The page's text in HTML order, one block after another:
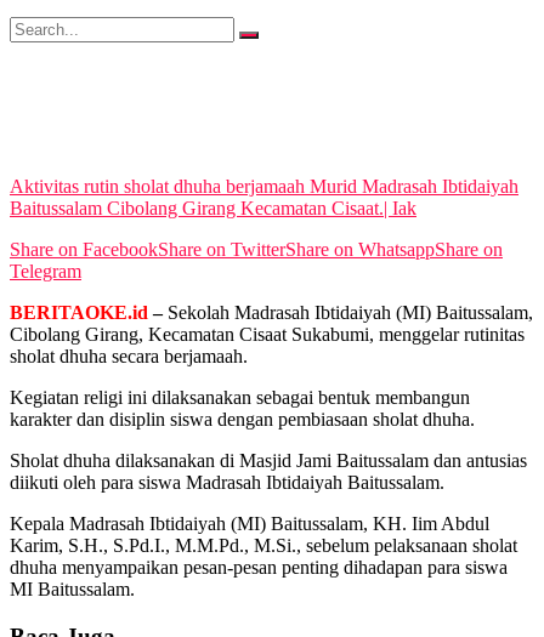
Aktivitas rutin sholat dhuha berjamaah Murid Madrasah Ibtidaiyah
Baitussalam Cibolang Girang Kecamatan Cisaat.| Iak
Share on FacebookShare on TwitterShare on WhatsappShare on
Telegram
BERITAOKE.id–Sekolah Madrasah Ibtidaiyah (MI) Baitussalam,
Cibolang Girang, Kecamatan Cisaat Sukabumi, menggelar rutinitas
sholat dhuha secara berjamaah.
Kegiatan religi ini dilaksanakan sebagai bentuk membangun
karakter dan disiplin siswa dengan pembiasaan sholat dhuha.
Sholat dhuha dilaksanakan di Masjid Jami Baitussalam dan antusias
diikuti oleh para siswa Madrasah Ibtidaiyah Baitussalam.
Kepala Madrasah Ibtidaiyah (MI) Baitussalam, KH. Iim Abdul
Karim, S.H., S.Pd.I., M.M.Pd., M.Si., sebelum pelaksanaan sholat
dhuha menyampaikan pesan-pesan penting dihadapan para siswa
MI Baitussalam.